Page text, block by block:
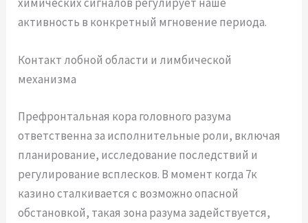
активность в конкретный мгновение периода.
Контакт лобной области и лимбической
механизма
Префронтальная кора головного разума
ответственна за исполнительные роли, включая
планирование, исследование последствий и
регулирование всплесков. В момент когда 7к
казино сталкивается с возможно опасной
обстановкой, такая зона разума задействуется,